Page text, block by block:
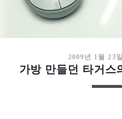
2009년 1월 23일
가방 만들던 타거스